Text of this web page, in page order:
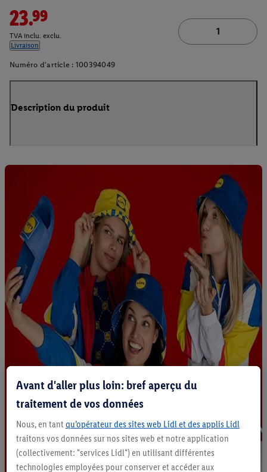
23.99
TVA inclu. exclu.
Livraison
Numéro d'article : 100394049
Description du produit
Avant d'aller plus loin: bref aperçu du
traitement de vos données
Nous, en tant qu’opérateur des sites web Lidl et des applis Lidl
traitons vos données sur nos sites web et notre application
(collectivement: "services Lidl") en utilisant différentes
technologies employées pour conserver et accéder aux